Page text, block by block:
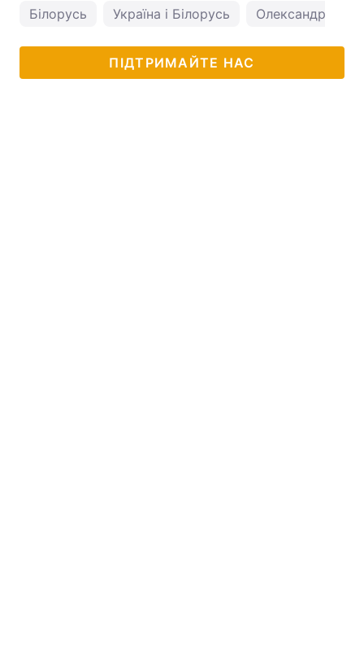
Білорусь Україна і Білорусь Олександр
ПІДТРИМАЙТЕ НАС